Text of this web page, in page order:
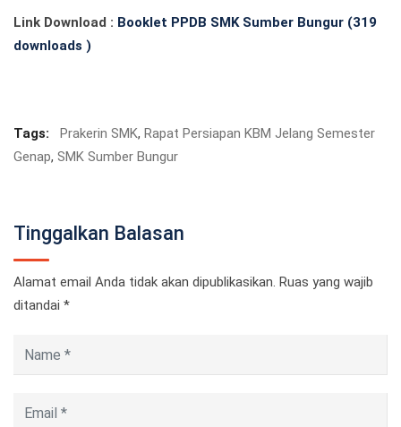
Link Download : Booklet PPDB SMK Sumber Bungur (319
downloads )
Tags: Prakerin SMK, Rapat Persiapan KBM Jelang Semester
Genap, SMK Sumber Bungur
Tinggalkan Balasan
Alamat email Anda tidak akan dipublikasikan. Ruas yang wajib
ditandai *